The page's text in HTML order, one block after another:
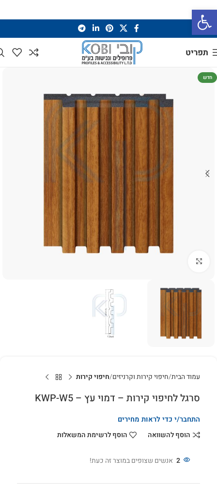
פתח סרגל נגישות
תפריט
חדש
עמוד הבית חיפוי קירות וקרניזים חיפוי קירות
סרגל לחיפוי קירות – דמוי עץ – KWP-W5
התחבר/י כדי לראות מחירים
הוסף להשוואה
הוסף לרשימת המשאלות
2 אנשים שצופים במוצר זה כעת!